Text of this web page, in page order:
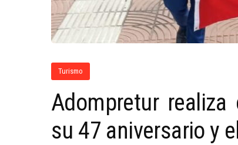
Turismo
Adompretur
su 47 aniversario y